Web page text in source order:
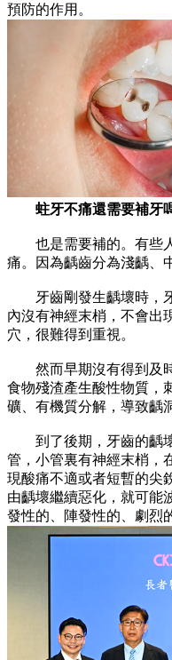
預防的作用。
蛀牙不痛還需要補牙
也是需要補的。有些人
痛。因為齲齒分為淺齲、
牙齒剛發生齲壞時，牙
內沒有神經末梢，不會出
穴，很難得到重視。
然而早期沒有得到及時
食物殘渣產生酸性物質，
礦、有機質分解，導致齲
到了後期，牙齒的齲壞
管，小管裏有神經末梢，
現酸痛不適或者短暫的尖
由齲壞繼續惡化，就可能
發性的、陣發性的、劇烈